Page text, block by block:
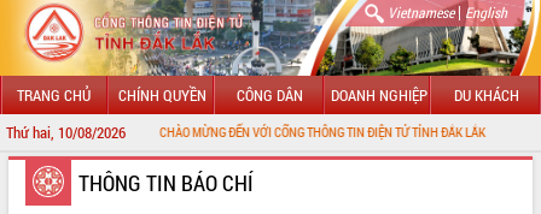
Vietnamese| English
TRANG CHỦ CHÍNH QUYỀN CÔNG DÂN DOANH NGHIỆP DU KHÁCH
Thứ hai, 10/08/2026CHÀO MỪNG ĐẾN VỚI CỔNG THÔNG TIN ĐIỆN TỬ TỈNH ĐẮK LẮK
GIỚI THIỆU THÔNG TIN BÁO CHÍ